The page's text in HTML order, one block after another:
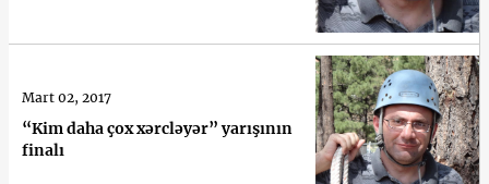
“Kim daha çox xərcləyər” yarışının
finalı
Mart 02, 2017